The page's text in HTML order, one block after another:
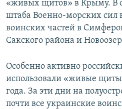
«живых щитов» в Крыму. В
штаба Военно-морских сил
воинских частей в
Сакского района и
Особенно активно
использовали «живые
года. За эти дни на
почти все украинские